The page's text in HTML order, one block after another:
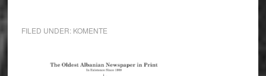
FILED UNDER: KOMENTE